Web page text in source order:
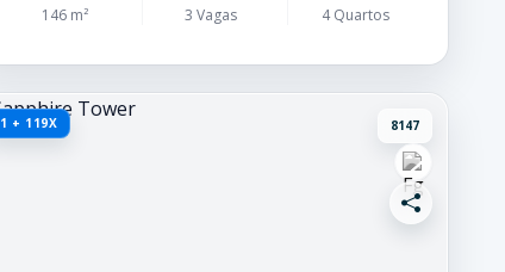
146 m² 3 Vagas 4 Quartos
1 + 119X 8147